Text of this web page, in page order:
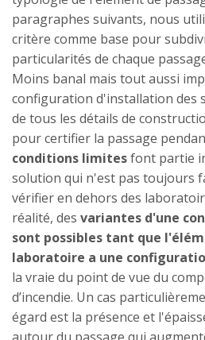
paragraphes suivants, nous
critère comme base pour
particularités de chaque
Moins banal mais tout aussi
configuration d'installation des
de tous les détails de
pour certifier la passage
conditions limitesfont partie
solution qui n'est pas toujours
vérifier en dehors des
réalité, des variantes d'une
sont possibles tant que
laboratoire a une
la vraie du point de vue du
d’incendie. Un cas
égard est la présence et